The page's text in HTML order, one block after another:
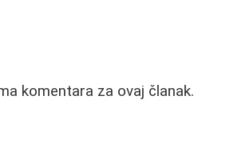
komentara za ovaj članak.